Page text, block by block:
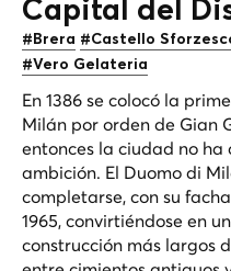
Capital del
#Brera #Castello
#Vero Gelateria
En 1386 se colocó la
Milán por orden de Gian
entonces la ciudad no ha
ambición. El Duomo di
completarse, con su
1965, convirtiéndose en
construcción más largos